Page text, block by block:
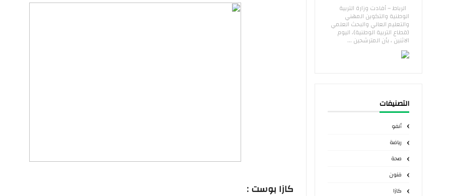
الرباط – أفادت وزارة التربية
الوطنية والتكوين المهني
والتعليم العالي والبحث العلمي
(قطاع التربية الوطنية)، اليوم
الاثنين ، بأن المترشحين ...
التصنيفات
أنفو
رياضة
صحة
فنون
كازا
كازا بوست: